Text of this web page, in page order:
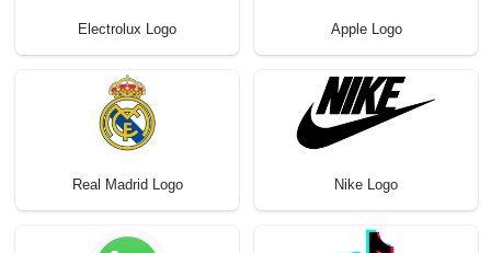
Electrolux Logo Apple Logo
Real Madrid Logo Nike Logo